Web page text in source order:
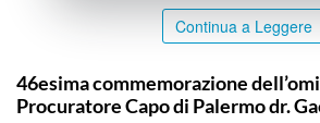
Continua a Leggere
46esima commemorazione
Procuratore Capo di Palermo dr.